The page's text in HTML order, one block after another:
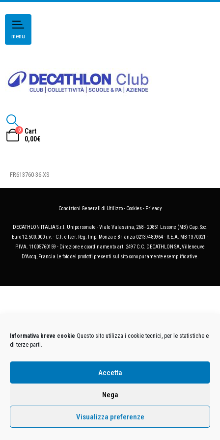
Informativa breve cookie Questo sito utilizza i cookie tecnici, per le statistiche e
di terze parti.
Accetta
Nega
Visualizza preferenze
menu
0
Cart
0,00€
FR613760-36-XS
Condizioni Generali di Utilizzo- Cookies- Privacy
DECATHLON ITALIA S.r.l. Unipersonale - Viale Valassina, 268 - 20851 Lissone (MB) Cap. Soc.
Euro 12.500.000 i.v. - C.F. e Iscr. Reg. Imp. Monza e Brianza 02137480964 - R.E.A. MB-1370021 -
P.IVA. 11005760159 - Direzione e coordinamento art. 2497 C.C. DECATHLON SA, Villeneuve
D'Ascq, Francia Le foto dei prodotti presenti sul sito sono puramente esemplificative.